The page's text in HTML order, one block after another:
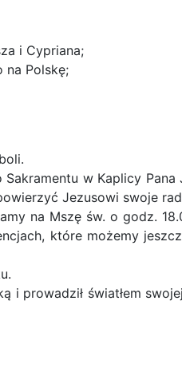
i Cypriana;
na Polskę;
w Kaplicy
Jezusowi swoje
na Mszę św. o godz.
które możemy
i prowadził światłem